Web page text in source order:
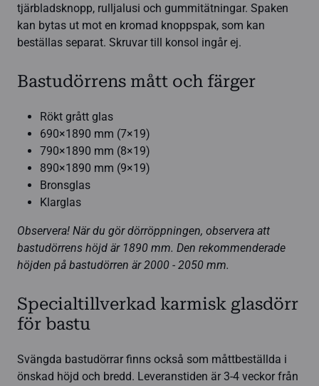
tjärbladsknopp, rulljalusi och gummitätningar. Spaken
kan bytas ut mot en kromad knoppspak, som kan
beställas separat. Skruvar till konsol ingår ej.
Bastudörrens mått och färger
Rökt grått glas
690×1890 mm (7×19)
790×1890 mm (8×19)
890×1890 mm (9×19)
Bronsglas
Klarglas
Observera! När du gör dörröppningen, observera att
bastudörrens höjd är 1890 mm. Den rekommenderade
höjden på bastudörren är 2000 - 2050 mm.
Specialtillverkad karmisk glasdörr
för bastu
Svängda bastudörrar finns också som måttbeställda i
önskad höjd och bredd. Leveranstiden är 3-4 veckor från